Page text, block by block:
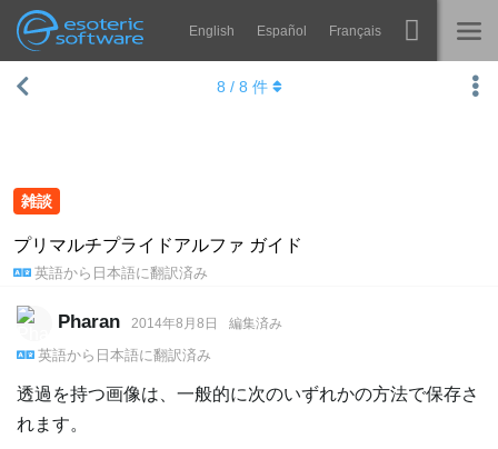
Esoteric Software
Navigation English Español Français
ホーム Spine
よくある質問
購入
雑談
プリマルチプライドアルファ ガイド
英語から 日本語に翻訳済み
8 / 8 件
Pharan 2014年8月8日 編集済み
英語から 日本語に翻訳済み
透過を持つ画像は、一般的に次のいずれかの方法で保存さ
れます。